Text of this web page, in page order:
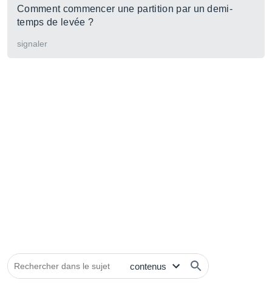
Comment commencer une partition par un demi-
temps de levée ?
signaler